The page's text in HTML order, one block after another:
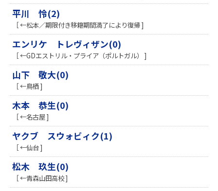
平川 怜(2)
［ ←松本／期限付き移籍期間満了により復帰 ]
エンリケ トレヴィザン(0)
［ ←GDエストリル・プライア（ポルトガル） ]
山下 敬大(0)
［ ←鳥栖 ]
木本 恭生(0)
［ ←名古屋 ]
ヤクブ スウォビィク(1)
［ ←仙台 ]
松木 玖生(0)
［ ←青森山田高校 ]